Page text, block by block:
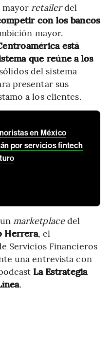
retailerdel
con los bancos
mayor.
está
que reúne a los
del sistema
presentar sus
a los clientes.
en México
por servicios fintech
marketplacedel
Herrera, el
Servicios Financieros
una entrevista con
La Estrategia
.